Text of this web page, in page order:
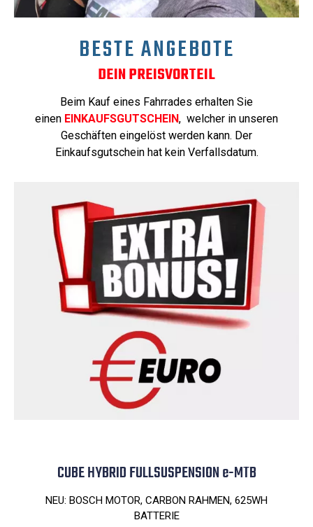
BESTE ANGEBOTE
DEIN PREISVORTEIL
Beim Kauf eines Fahrrades erhalten Sie
einen EINKAUFSGUTSCHEIN, welcher in unseren
Geschäften eingelöst werden kann. Der
Einkaufsgutschein hat kein Verfallsdatum.
CUBE HYBRID FULLSUSPENSION e-MTB
NEU: BOSCH MOTOR, CARBON RAHMEN, 625WH
BATTERIE